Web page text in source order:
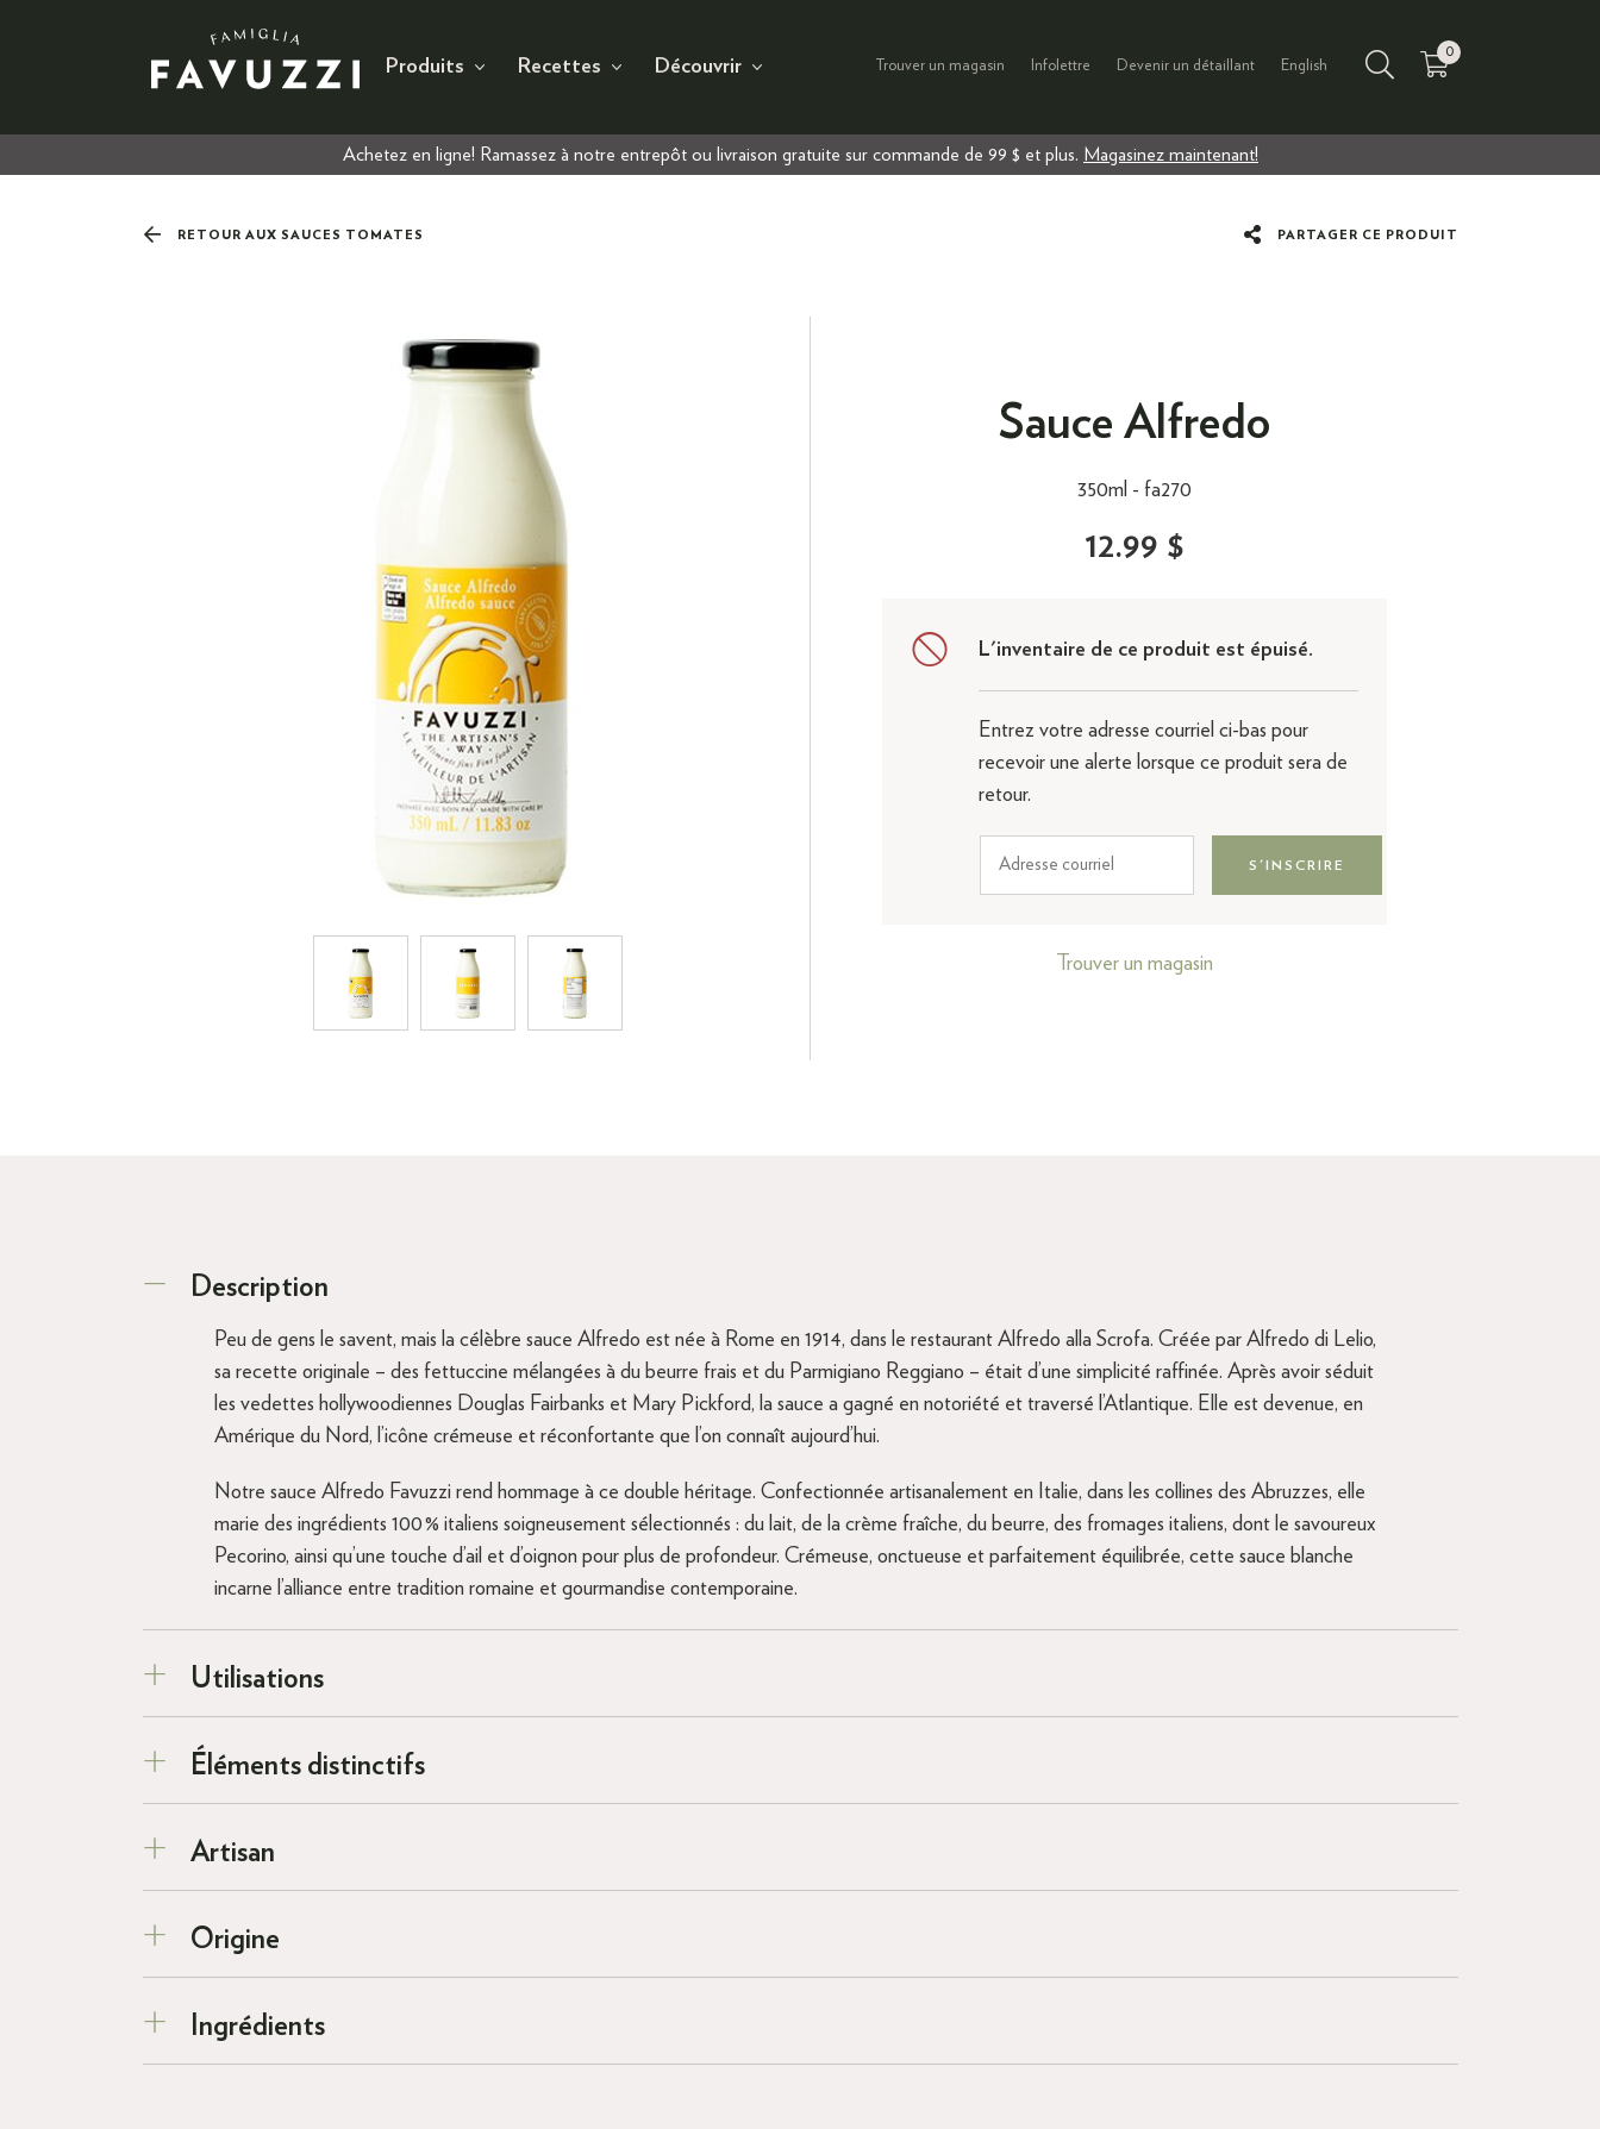
Produits Recettes Découvrir Trouver un magasin Infolettre Devenir un détaillant English
0
Achetez en ligne! Ramassez à notre entrepôt ou livraison gratuite sur commande de 99 $ et plus. Magasinez maintenant!
RETOUR AUX SAUCES TOMATES PARTAGER CE PRODUIT
Sauce Alfredo
350ml - fa270
12.99 $
L'inventaire de ce produit est épuisé.
Entrez votre adresse courriel ci-bas pour
recevoir une alerte lorsque ce produit sera de
retour.
S'INSCRIRE
Trouver un magasin
Description
Peu de gens le savent, mais la célèbre sauce Alfredo est née à Rome en 1914, dans le restaurant Alfredo alla Scrofa. Créée par Alfredo di Lelio,
sa recette originale – des fettuccine mélangées à du beurre frais et du Parmigiano Reggiano – était d’une simplicité raffinée. Après avoir séduit
les vedettes hollywoodiennes Douglas Fairbanks et Mary Pickford, la sauce a gagné en notoriété et traversé l’Atlantique. Elle est devenue, en
Amérique du Nord, l’icône crémeuse et réconfortante que l’on connaît aujourd’hui.
Notre sauce Alfredo Favuzzi rend hommage à ce double héritage. Confectionnée artisanalement en Italie, dans les collines des Abruzzes, elle
marie des ingrédients 100 % italiens soigneusement sélectionnés : du lait, de la crème fraîche, du beurre, des fromages italiens, dont le savoureux
Pecorino, ainsi qu’une touche d’ail et d’oignon pour plus de profondeur. Crémeuse, onctueuse et parfaitement équilibrée, cette sauce blanche
incarne l’alliance entre tradition romaine et gourmandise contemporaine.
Utilisations
Éléments distinctifs
Artisan
Origine
Ingrédients